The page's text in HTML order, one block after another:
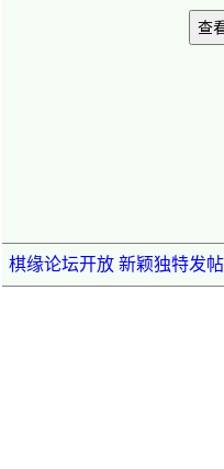
查
棋缘论坛开放 新颖独特发